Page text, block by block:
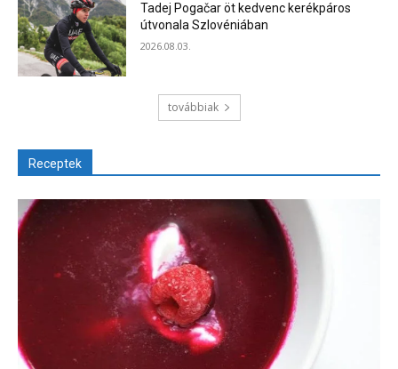
Tadej Pogačar öt kedvenc kerékpáros
útvonala Szlovéniában
2026.08.03.
továbbiak
Receptek